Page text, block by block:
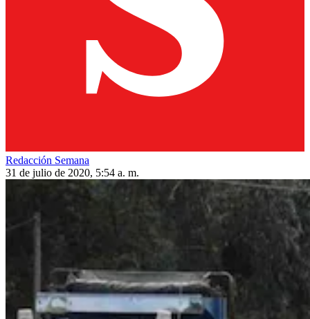
Redacción Semana
31 de julio de 2020, 5:54 a. m.